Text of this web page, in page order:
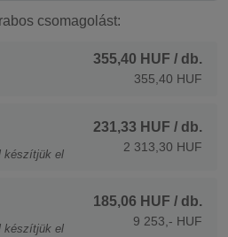
csomagolást:
355,40 HUF / db.
355,40 HUF
készítjük el
231,33 HUF / db.
2 313,30 HUF
készítjük el
185,06 HUF / db.
9 253,- HUF